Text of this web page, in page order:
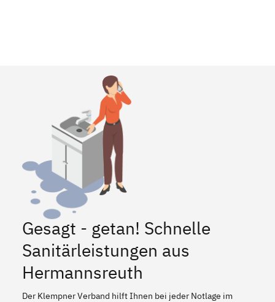
Gesagt - getan! Schnelle
Sanitärleistungen aus
Hermannsreuth
Der Klempner Verband hilft Ihnen bei jeder Notlage im